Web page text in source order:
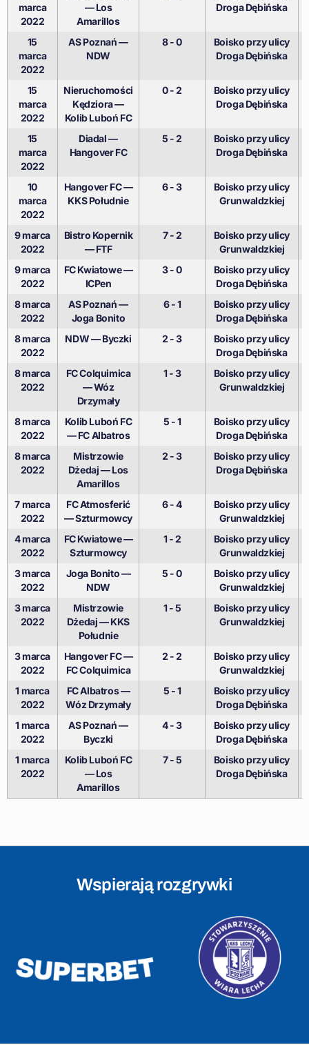
marca
2022
— Los
Amarillos
Droga Dębińska
15
marca
2022
AS Poznań —
NDW
8 - 0
Boisko przy ulicy
Droga Dębińska
15
marca
2022
Nieruchomości
Kędziora —
Kolib Luboń FC
0 - 2
Boisko przy ulicy
Droga Dębińska
15
marca
2022
Diadal —
Hangover FC
5 - 2
Boisko przy ulicy
Droga Dębińska
10
marca
2022
Hangover FC —
KKS Południe
6 - 3
Boisko przy ulicy
Grunwaldzkiej
9 marca
2022
Bistro Kopernik
— FTF
7 - 2
Boisko przy ulicy
Grunwaldzkiej
9 marca
2022
FC Kwiatowe —
ICPen
3 - 0
Boisko przy ulicy
Droga Dębińska
8 marca
2022
AS Poznań —
Joga Bonito
6 - 1
Boisko przy ulicy
Droga Dębińska
8 marca
2022
NDW — Byczki 2 - 3
Boisko przy ulicy
Droga Dębińska
8 marca
2022
FC Colquimica
— Wóz
Drzymały
1 - 3
Boisko przy ulicy
Grunwaldzkiej
8 marca
2022
Kolib Luboń FC
— FC Albatros
5 - 1
Boisko przy ulicy
Droga Dębińska
8 marca
2022
Mistrzowie
Dżedaj — Los
Amarillos
2 - 3
Boisko przy ulicy
Droga Dębińska
7 marca
2022
FC Atmosferić
— Szturmowcy
6 - 4
Boisko przy ulicy
Grunwaldzkiej
4 marca
2022
FC Kwiatowe —
Szturmowcy
1 - 2
Boisko przy ulicy
Grunwaldzkiej
3 marca
2022
Joga Bonito —
NDW
5 - 0
Boisko przy ulicy
Grunwaldzkiej
3 marca
2022
Mistrzowie
Dżedaj — KKS
Południe
1 - 5
Boisko przy ulicy
Grunwaldzkiej
3 marca
2022
Hangover FC —
FC Colquimica
2 - 2
Boisko przy ulicy
Grunwaldzkiej
1 marca
2022
FC Albatros —
Wóz Drzymały
5 - 1
Boisko przy ulicy
Droga Dębińska
1 marca
2022
AS Poznań —
Byczki
4 - 3
Boisko przy ulicy
Droga Dębińska
1 marca
2022
Kolib Luboń FC
— Los
Amarillos
7 - 5
Boisko przy ulicy
Droga Dębińska
Wspierają rozgrywki